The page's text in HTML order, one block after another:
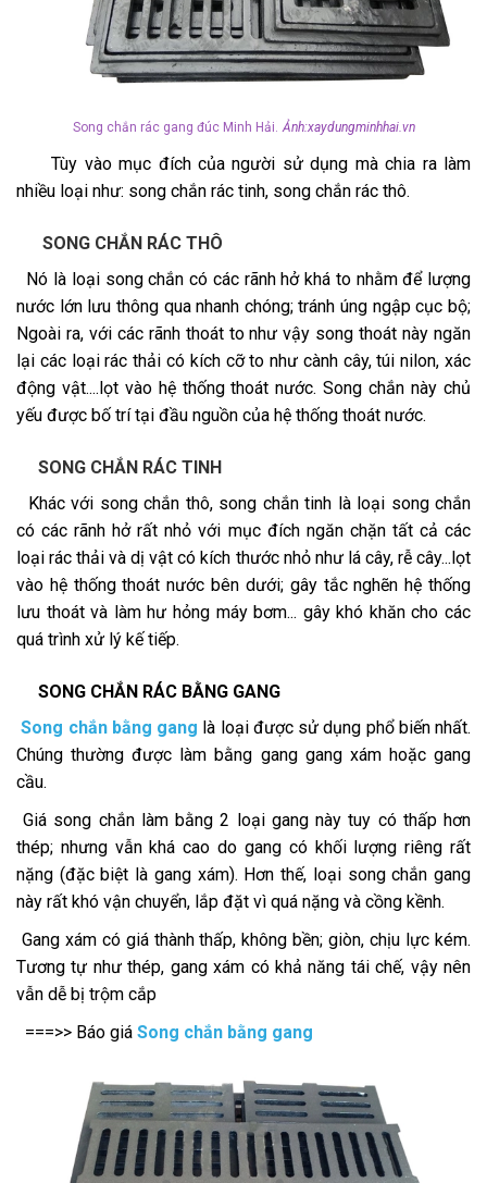
Song chắn rác gang đúc Minh Hải. Ảnh:xaydungminhhai.vn
Tùy vào mục đích của người sử dụng mà chia ra làm
nhiều loại như: song chắn rác tinh, song chắn rác thô.
SONG CHẮN RÁC THÔ
Nó là loại song chắn có các rãnh hở khá to nhằm để lượng
nước lớn lưu thông qua nhanh chóng; tránh úng ngập cục bộ;
Ngoài ra, với các rãnh thoát to như vậy song thoát này ngăn
lại các loại rác thải có kích cỡ to như cành cây, túi nilon, xác
động vật....lọt vào hệ thống thoát nước. Song chắn này chủ
yếu được bố trí tại đầu nguồn của hệ thống thoát nước.
SONG CHẮN RÁC TINH
Khác với song chắn thô, song chắn tinh là loại song chắn
có các rãnh hở rất nhỏ với mục đích ngăn chặn tất cả các
loại rác thải và dị vật có kích thước nhỏ như lá cây, rễ cây...lọt
vào hệ thống thoát nước bên dưới; gây tắc nghẽn hệ thống
lưu thoát và làm hư hỏng máy bơm... gây khó khăn cho các
quá trình xử lý kế tiếp.
SONG CHẮN RÁC BẰNG GANG
Song chắn bằng gang là loại được sử dụng phổ biến nhất.
Chúng thường được làm bằng gang gang xám hoặc gang
cầu.
Giá song chắn làm bằng 2 loại gang này tuy có thấp hơn
thép; nhưng vẫn khá cao do gang có khối lượng riêng rất
nặng (đặc biệt là gang xám). Hơn thế, loại song chắn gang
này rất khó vận chuyển, lắp đặt vì quá nặng và cồng kềnh.
Gang xám có giá thành thấp, không bền; giòn, chịu lực kém.
Tương tự như thép, gang xám có khả năng tái chế, vậy nên
vẫn dễ bị trộm cắp
===>> Báo giá Song chắn bằng gang